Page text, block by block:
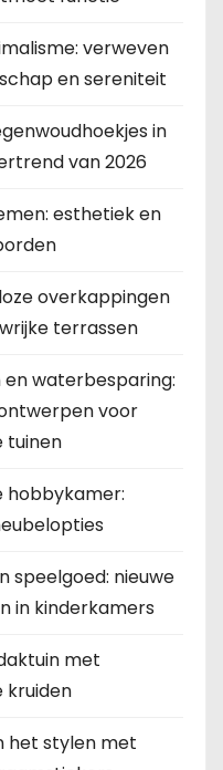
verweven
en sereniteit
in
van 2026
esthetiek en
overkappingen
terrassen
en waterbesparing:
voor
tuinen
hobbykamer:
speelgoed: nieuwe
in kinderkamers
met
kruiden
het stylen met